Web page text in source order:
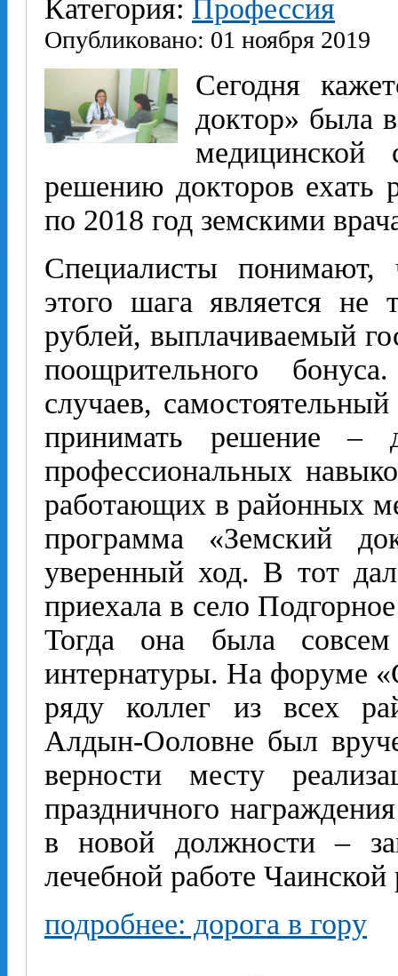
Категория: Профессия
Опубликовано: 01 ноября 2019
Сегодня
доктор» была
медицинской
решению докторов ехать
по 2018 год земскими
Специалисты
этого шага является не
рублей, выплачиваемый
поощрительного
случаев,
принимать решение –
профессио­нальных
работающих в районных
программа «Земский
уверенный ход. В тот
приехала в село
Тогда она была
интернатуры. На форуме
ряду коллег из всех
Алдын-Ооловне был
верности месту
праздничного
в новой должности –
лечебной работе
подробнее: дорога в гору